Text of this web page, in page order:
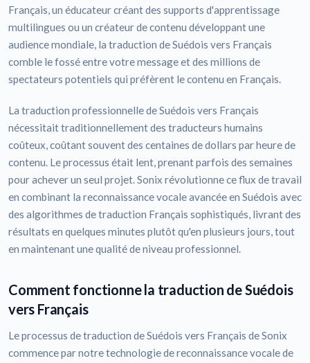
Français, un éducateur créant des supports d'apprentissage
multilingues ou un créateur de contenu développant une
audience mondiale, la traduction de Suédois vers Français
comble le fossé entre votre message et des millions de
spectateurs potentiels qui préfèrent le contenu en Français.
La traduction professionnelle de Suédois vers Français
nécessitait traditionnellement des traducteurs humains
coûteux, coûtant souvent des centaines de dollars par heure de
contenu. Le processus était lent, prenant parfois des semaines
pour achever un seul projet. Sonix révolutionne ce flux de travail
en combinant la reconnaissance vocale avancée en Suédois avec
des algorithmes de traduction Français sophistiqués, livrant des
résultats en quelques minutes plutôt qu'en plusieurs jours, tout
en maintenant une qualité de niveau professionnel.
Comment fonctionne la traduction de Suédois
vers Français
Le processus de traduction de Suédois vers Français de Sonix
commence par notre technologie de reconnaissance vocale de